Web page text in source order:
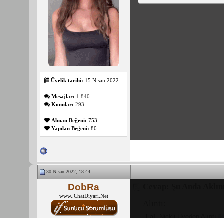
Üyelik tarihi: 15 Nisan 2022
Mesajlar: 1.840
Konular: 293
Alınan Beğeni: 753
Yapılan Beğeni: 80
30 Nisan 2022, 18:44
DobRa
www..ChatDiyari.Net
Cevap: Şu Anda
Alıntı:
LaLNickli Üyeden Alıntı